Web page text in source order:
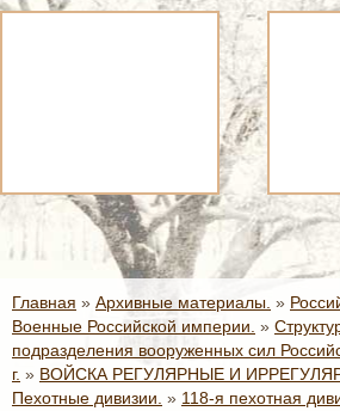
Главная » Архивные материалы. »
Военные Российской империи. »
подразделения вооруженных сил
г. » ВОЙСКА РЕГУЛЯРНЫЕ И
Пехотные дивизии. » 118-я пехотная